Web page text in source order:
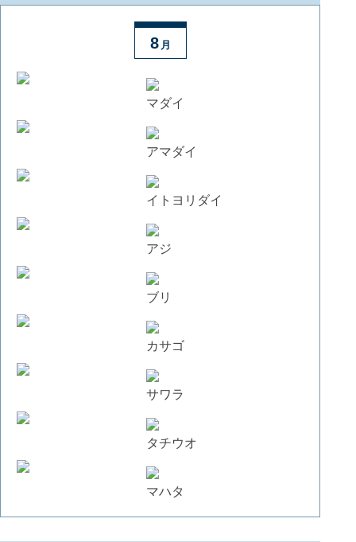
8 月
マダイ
アマダイ
イトヨリダイ
アジ
ブリ
カサゴ
サワラ
タチウオ
マハタ